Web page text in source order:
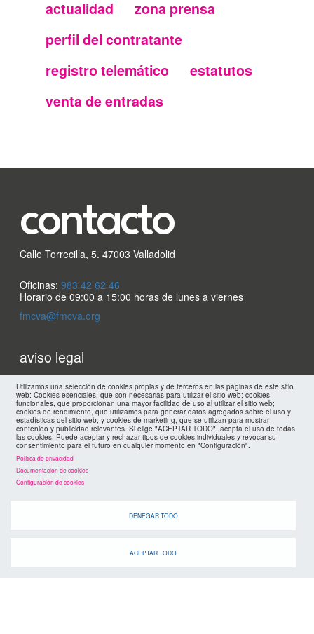
secundario
FMC
actualidad
zona prensa
perfil del contratante
registro telemático
estatutos
venta de entradas
Utilizamos una selección de cookies propias y de terceros en las páginas de este sitio
web: Cookies esenciales, que son necesarias para utilizar el sitio web; cookies
funcionales, que proporcionan una mayor facilidad de uso al utilizar el sitio web;
cookies de rendimiento, que utilizamos para generar datos agregados sobre el uso y
estadísticas del sitio web; y cookies de marketing, que se utilizan para mostrar
contenido y publicidad relevantes. Si elige "ACEPTAR TODO", acepta el uso de todas
las cookies. Puede aceptar y rechazar tipos de cookies individuales y revocar su
consentimiento para el futuro en cualquier momento en "Configuración".
Política de privacidad
Documentación de cookies
Configuración de cookies
DENEGAR TODO
ACEPTAR TODO
contacto
Calle Torrecilla, 5. 47003 Valladolid
Oficinas: 983 42 62 46
Horario de 09:00 a 15:00 horas de lunes a viernes
fmcva@fmcva.org
Menu
footer
FMC
aviso legal
mapa web
políticas de privacidad
cookies